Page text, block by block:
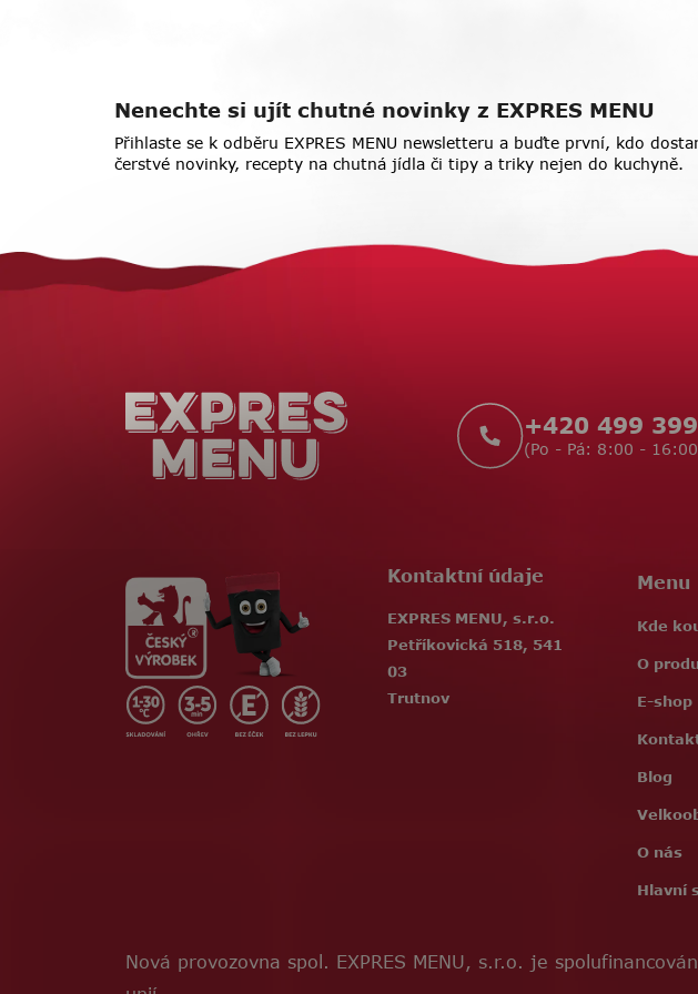
Nenechte si ujít chutné novinky z EXPRES MENU
Přihlaste se k odběru EXPRES MENU newsletteru a buďte první, kdo
čerstvé novinky, recepty na chutná jídla či tipy a triky nejen do kuchyně.
Z
+420 499
(Po - Pá: 8:00 -
Kontaktní údaje
EXPRES MENU, s.r.o.
Petříkovická 518, 541
03
Trutnov
Menu
Kde
O
E-shop
Blog
O nás
Hlavní
Nová provozovna spol. EXPRES MENU, s.r.o. je